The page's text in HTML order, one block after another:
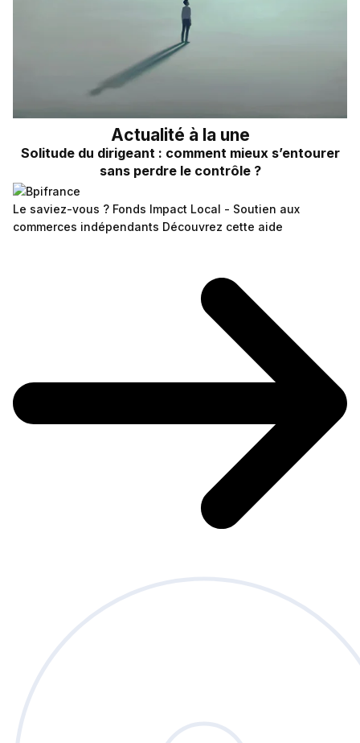
Actualité à la une
Solitude du dirigeant : comment mieux s’entourer
sans perdre le contrôle ?
Le saviez-vous ? Fonds Impact Local - Soutien aux
commerces indépendants Découvrez cette aide